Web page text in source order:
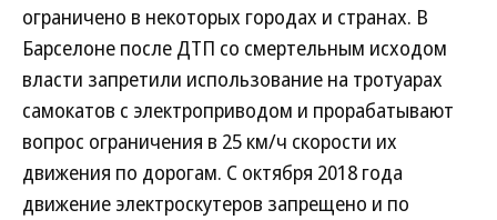
ограничено в некоторых городах и странах. В
Барселоне после ДТП со смертельным исходом
власти запретили использование на тротуарах
самокатов с электроприводом и прорабатывают
вопрос ограничения в 25 км/ч скорости их
движения по дорогам. С октября 2018 года
движение электроскутеров запрещено и по